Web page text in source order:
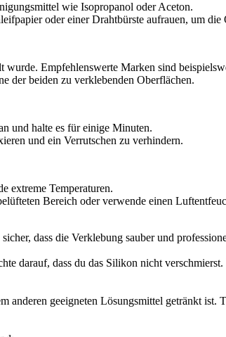
wie Isopropanol oder Aceton.
oder einer Drahtbürste aufrauen, um die
Empfehlenswerte Marken sind
der beiden zu verklebenden Oberflächen.
und halte es für einige Minuten.
und ein Verrutschen zu verhindern.
extreme Temperaturen.
Bereich oder verwende einen
dass die Verklebung sauber und
darauf, dass du das Silikon nicht
anderen geeigneten Lösungsmittel getränkt ist.